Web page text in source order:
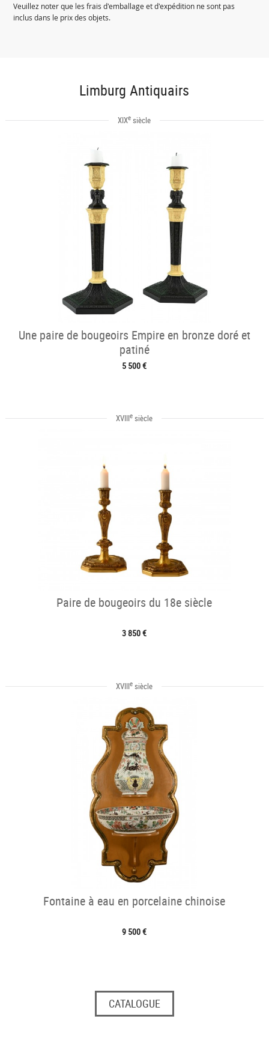
Veuillez noter que les frais d'emballage et d'expédition ne sont pas
inclus dans le prix des objets.
Limburg Antiquairs
XIXe siècle
Une paire de bougeoirs Empire en bronze doré et
patiné
5 500 €
XVIIIe siècle
Paire de bougeoirs du 18e siècle
3 850 €
XVIIIe siècle
Fontaine à eau en porcelaine chinoise
9 500 €
CATALOGUE